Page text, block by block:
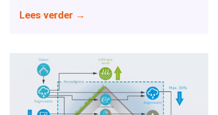
Lees verder →